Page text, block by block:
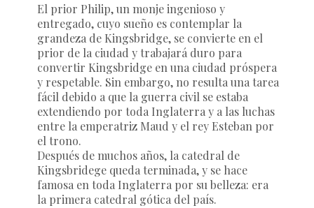
El prior Philip, un monje ingenioso y
entregado, cuyo sueño es contemplar la
grandeza de Kingsbridge, se convierte en el
prior de la ciudad y trabajará duro para
convertir Kingsbridge en una ciudad próspera
y respetable. Sin embargo, no resulta una tarea
fácil debido a que la guerra civil se estaba
extendiendo por toda Inglaterra y a las luchas
entre la emperatriz Maud y el rey Esteban por
el trono.
Después de muchos años, la catedral de
Kingsbridege queda terminada, y se hace
famosa en toda Inglaterra por su belleza: era
la primera catedral gótica del país.